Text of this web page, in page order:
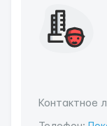
Контактное